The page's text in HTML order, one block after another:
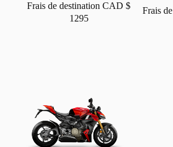
Frais de destination CAD $
1295
Frais